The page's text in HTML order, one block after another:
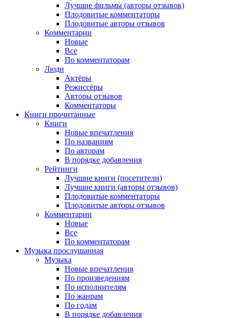
Лучшие фильмы (авторы отзывов)
Плодовитые комментаторы
Плодовитые авторы отзывов
Комментарии
Новые
Все
По комментаторам
Люди
Актёры
Режиссёры
Авторы отзывов
Комментаторы
Книги прочитанные
Книги
Новые впечатления
По названиям
По авторам
В порядке добавления
Рейтинги
Лучшие книги (посетители)
Лучшие книги (авторы отзывов)
Плодовитые комментаторы
Плодовитые авторы отзывов
Комментарии
Новые
Все
По комментаторам
Музыка прослушанная
Музыка
Новые впечатления
По произведениям
По исполнителям
По жанрам
По годам
В порядке добавления